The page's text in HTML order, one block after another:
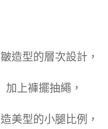
造型的層次設計，
加上褲擺抽繩，
美型的小腿比例，